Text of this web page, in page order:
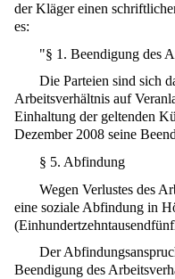
der Kläger einen
es:
"§ 1. Beendigung des
Die Parteien sind sich
Arbeitsverhältnis auf
Einhaltung der geltenden
Dezember 2008 seine
§ 5. Abfindung
Wegen Verlustes des
eine soziale Abfindung in
Der
Beendigung des